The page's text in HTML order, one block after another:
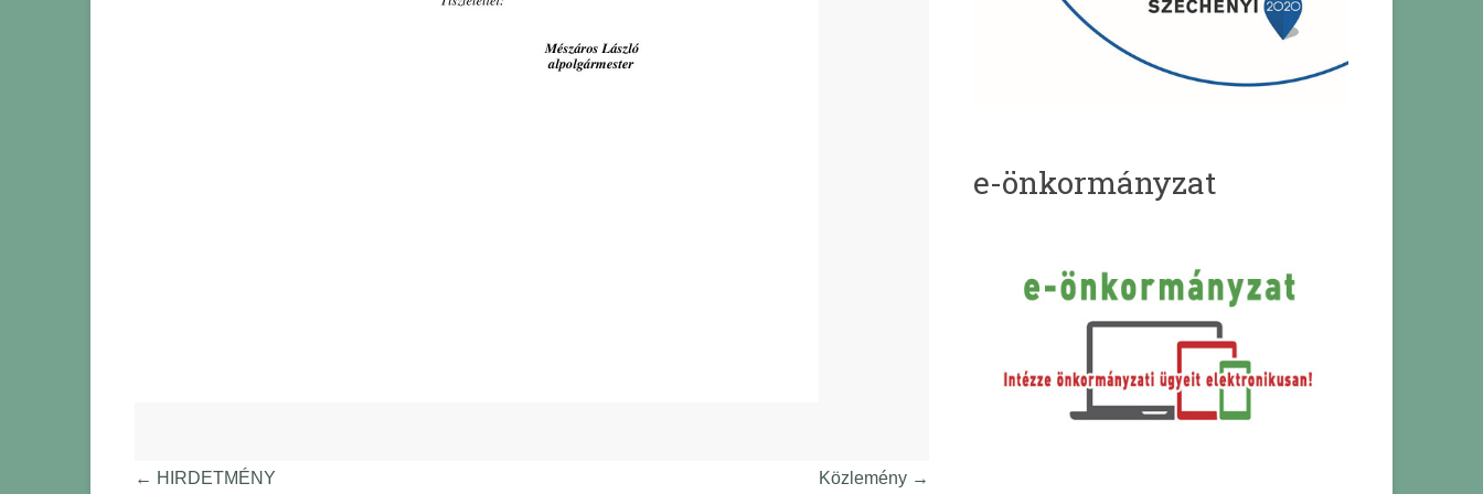
← HIRDETMÉNY Közlemény →
e-önkormányzat